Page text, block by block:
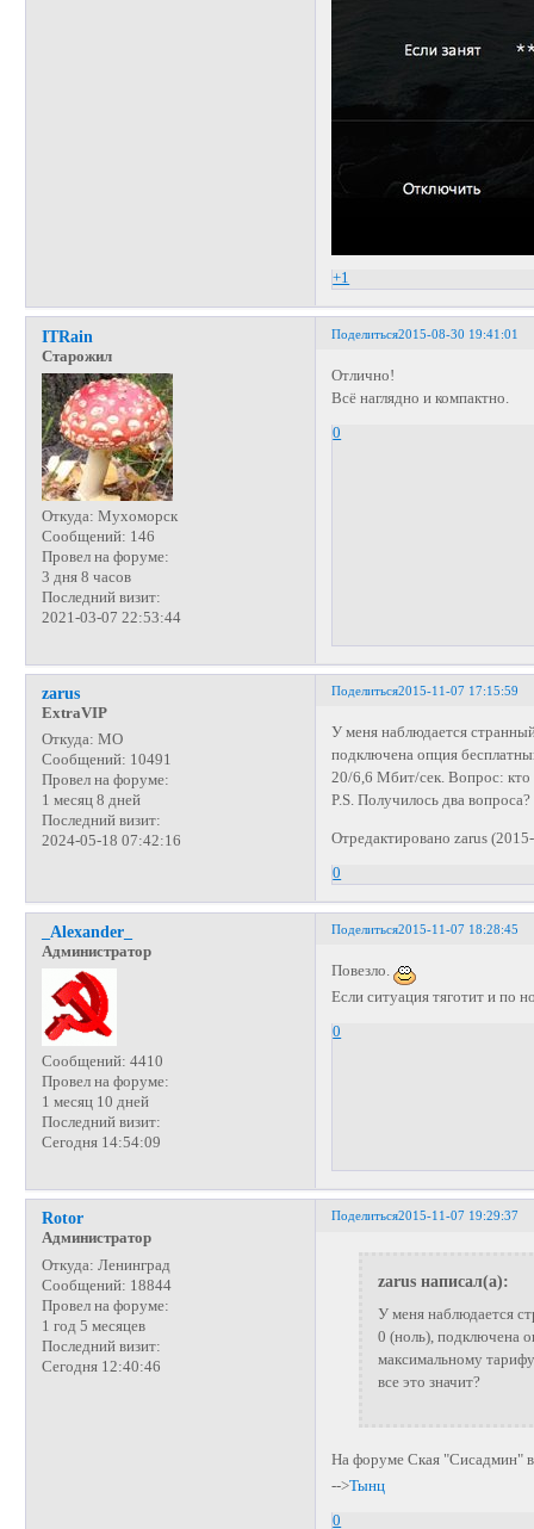
+1
Поделиться2015-08-30 19:41:01
ITRain
Старожил
Откуда: Мухоморск
Сообщений: 146
Провел на форуме:
3 дня 8 часов
Последний визит:
2021-03-07 22:53:44
Отлично!
Всё наглядно и компактно.
0
Поделиться2015-11-07 17:15:59
zarus
ExtraVIP
Откуда: МО
Сообщений: 10491
Провел на форуме:
1 месяц 8 дней
Последний визит:
2024-05-18 07:42:16
У меня наблюдается
подключена опция
20/6,6 Мбит/сек. Вопрос: кто
P.S. Получилось два вопроса?
Отредактировано zarus
0
Поделиться2015-11-07 18:28:45
_Alexander_
Администратор
Сообщений: 4410
Провел на форуме:
1 месяц 10 дней
Последний визит:
Сегодня 14:54:09
Повезло.
Если ситуация тяготит и по
0
Поделиться2015-11-07 19:29:37
Rotor
Администратор
Откуда: Ленинград
Сообщений: 18844
Провел на форуме:
1 год 5 месяцев
Последний визит:
Сегодня 12:40:46
zarus написал(а):
У меня наблюдается
0 (ноль), подключена
максимальному
все это значит?
На форуме Ская "Сисадмин"
-->Тынц
0